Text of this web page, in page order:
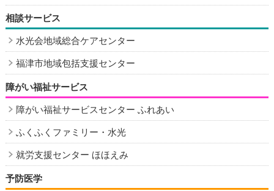
相談サービス
水光会地域総合ケアセンター
福津市地域包括支援センター
障がい福祉サービス
障がい福祉サービスセンター ふれあい
ふくふくファミリー・水光
就労支援センター ほほえみ
予防医学